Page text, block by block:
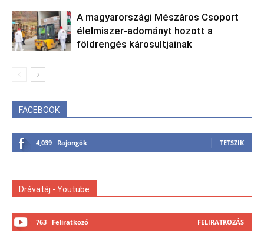
A magyarországi Mészáros Csoport
élelmiszer-adományt hozott a
földrengés károsultjainak
FACEBOOK
4,039 Rajongók TETSZIK
Drávatáj - Youtube
763 Feliratkozó FELIRATKOZÁS